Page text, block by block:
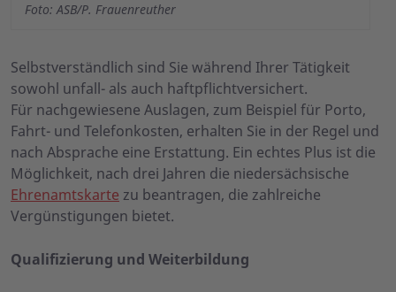
Foto: ASB/P. Frauenreuther
Selbstverständlich sind Sie während Ihrer Tätigkeit
sowohl unfall- als auch haftpflichtversichert.
Für nachgewiesene Auslagen, zum Beispiel für Porto,
Fahrt- und Telefonkosten, erhalten Sie in der Regel und
nach Absprache eine Erstattung. Ein echtes Plus ist die
Möglichkeit, nach drei Jahren die niedersächsische
Ehrenamtskarte zu beantragen, die zahlreiche
Vergünstigungen bietet.
Qualifizierung und Weiterbildung